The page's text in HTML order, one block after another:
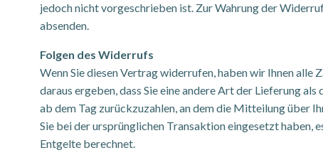
jedoch nicht vorgeschrieben ist. Zur Wahrung der
absenden.
Folgen des Widerrufs
Wenn Sie diesen Vertrag widerrufen, haben wir Ihnen alle
daraus ergeben, dass Sie eine andere Art der Lieferung
ab dem Tag zurückzuzahlen, an dem die Mitteilung über
Sie bei der ursprünglichen Transaktion eingesetzt haben,
Entgelte berechnet.